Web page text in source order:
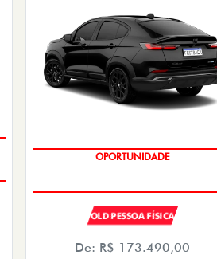
PREÇO IMPERDÍVEL
OLD PESSOA FÍSICA
De: R$ 173.490,00